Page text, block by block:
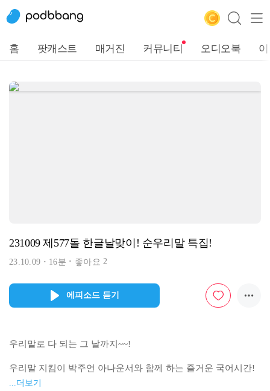
홈 팟캐스트 매거진 커뮤니티 오디오북
231009 제577돌 한글날맞이! 순우리말 특집!
23.10.09 16분 좋아요2
에피소드 듣기
우리말로 다 되는 그 날까지~~!
우리말 지킴이 박주언 아나운서와 함께 하는 즐거운 국어시간!
...더보기